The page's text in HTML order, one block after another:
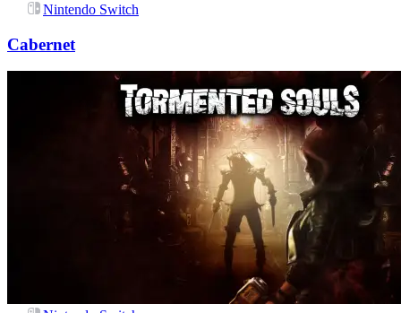
Nintendo Switch
Cabernet